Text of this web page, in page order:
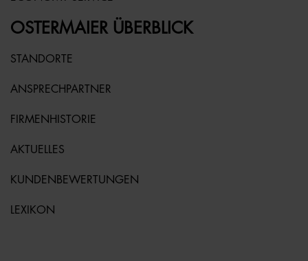
OSTERMAIER ÜBERBLICK
STANDORTE
ANSPRECHPARTNER
FIRMENHISTORIE
AKTUELLES
KUNDENBEWERTUNGEN
LEXIKON